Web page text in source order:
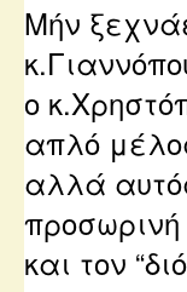
Μήν
ο
απλό
αλλά
προσωρινή
και τον